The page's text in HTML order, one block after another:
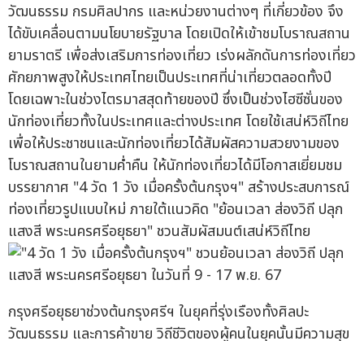
วัฒนธรรม กรมศิลปากร และหน่วยงานต่างๆ ที่เกี่ยวข้อง จึง
ได้ขับเคลื่อนตามนโยบายรัฐบาล โดยเปิดให้เข้าชมโบราณสถาน
ยามราตรี เพื่อส่งเสริมการท่องเที่ยว เร่งผลักดันการท่องเที่ยว
ศักยภาพสูงให้ประเทศไทยเป็นประเทศที่น่าเที่ยวตลอดทั้งปี
โดยเฉพาะในช่วงไตรมาสสุดท้ายของปี ซึ่งเป็นช่วงไฮซีซั่นของ
นักท่องเที่ยวทั้งในประเทศและต่างประเทศ โดยใช้เสน่ห์วิถีไทย
เพื่อให้ประชาชนและนักท่องเที่ยวได้สัมผัสความสวยงามของ
โบราณสถานในยามค่ำคืน ให้นักท่องเที่ยวได้มีโอกาสเยี่ยมชม
บรรยากาศ "4 วัด 1 วัง เมื่อครั้งต้นกรุงฯ" สร้างประสบการณ์
ท่องเที่ยวรูปแบบใหม่ ภายใต้แนวคิด "ย้อนเวลา ส่องวิถี ปลุก
แสงสี พระนครศรีอยุธยา" ชวนสัมผัสมนต์เสน่ห์วิถีไทย
กรุงศรีอยุธยาช่วงต้นกรุงศรีฯ ในยุคที่รุ่งเรืองทั้งศิลปะ
วัฒนธรรม และการค้าขาย วิถีชีวิตของผู้คนในยุคนั้นมีความสุข